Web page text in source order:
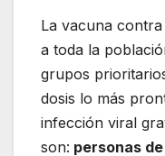
La vacuna
a toda la
grupos
dosis lo más
infección viral
son: personas